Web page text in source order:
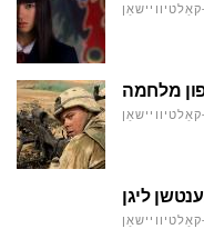
קאַלטיוויישאַן
מלחמה
קאַלטיוויישאַן
קאַלטיוויישאַן